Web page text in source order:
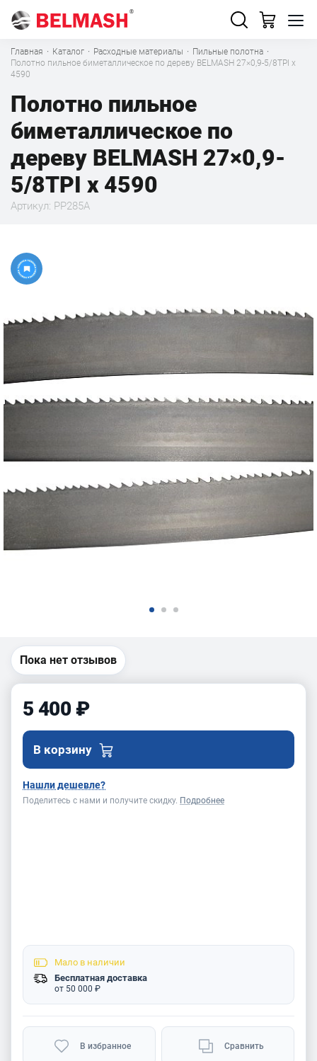
Главная · Каталог · Расходные материалы · Пильные полотна ·
Полотно пильное биметаллическое по дереву BELMASH 27×0,9-5/8TPI x
4590
Полотно пильное
биметаллическое по
дереву BELMASH 27×0,9-
5/8TPI x 4590
Артикул: PP285A
Пока нет отзывов
5 400 ₽
В корзину
Нашли дешевле?
Поделитесь с нами и получите скидку. Подробнее
Мало в наличии
Бесплатная доставка
от 50 000 ₽
В избранное Сравнить